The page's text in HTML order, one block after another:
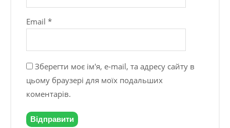
Email*
Зберегти моє ім'я, e-mail, та адресу сайту в
цьому браузері для моїх подальших
коментарів.